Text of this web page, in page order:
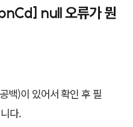
null 오류가 뭔
백)이 있어서 확인 후 필
다.